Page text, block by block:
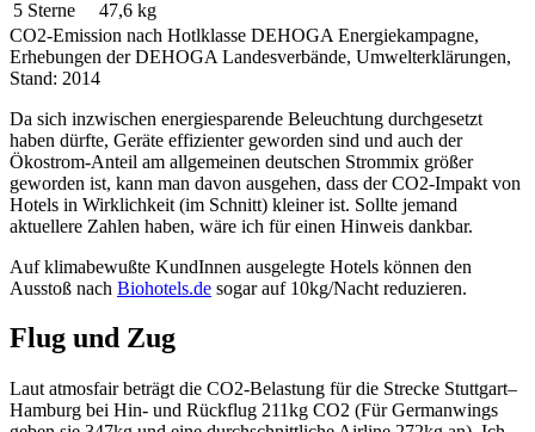
5 Sterne
47,6 kg
CO2-Emission nach Hotlklasse DEHOGA Energiekampagne,
Erhebungen der DEHOGA Landesverbände, Umwelterklärungen,
Stand: 2014
Da sich inzwischen energiesparende Beleuchtung durchgesetzt
haben dürfte, Geräte effizienter geworden sind und auch der
Ökostrom-Anteil am allgemeinen deutschen Strommix größer
geworden ist, kann man davon ausgehen, dass der CO2-Impakt von
Hotels in Wirklichkeit (im Schnitt) kleiner ist. Sollte jemand
aktuellere Zahlen haben, wäre ich für einen Hinweis dankbar.
Auf klimabewußte KundInnen ausgelegte Hotels können den
Ausstoß nach Biohotels.de sogar auf 10kg/Nacht reduzieren.
Flug und Zug
Laut atmosfair beträgt die CO2-Belastung für die Strecke Stuttgart–
Hamburg bei Hin- und Rückflug 211kg CO2 (Für Germanwings